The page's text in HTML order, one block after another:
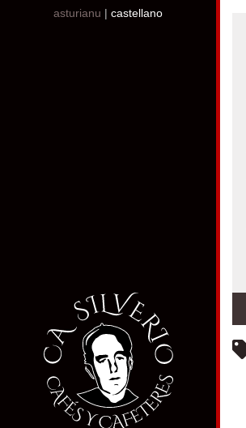
asturianu |castellano